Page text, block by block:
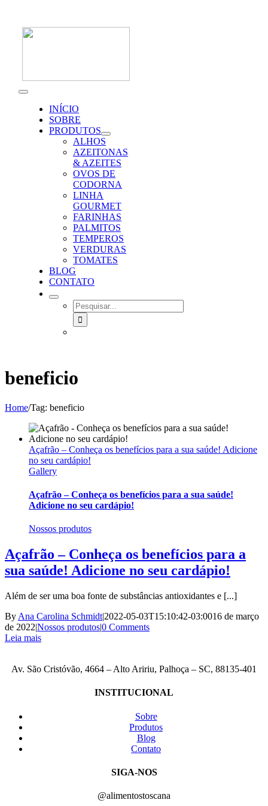
content
Toggle
NavigationINÍCIO
SOBRE
PRODUTOS
ALHOS
AZEITONAS
& AZEITES
OVOS DE
CODORNA
LINHA
GOURMET
FARINHAS
PALMITOS
TEMPEROS
VERDURAS
TOMATES
BLOG
CONTATO
SEARCH
FOR:
beneficio
Home/Tag: beneficio
Açafrão – Conheça os benefícios para a sua saúde! Adicione
no seu cardápio!
Gallery
Açafrão – Conheça os benefícios para a sua saúde!
Adicione no seu cardápio!
Nossos produtos
Açafrão – Conheça os benefícios para a
sua saúde! Adicione no seu cardápio!
Além de ser uma boa fonte de substâncias antioxidantes e [...]
By Ana Carolina Schmidt|2022-05-03T15:10:42-03:0016 de março
de 2022|Nossos produtos|0 Comments
Leia mais
Av. São Cristóvão, 4664 – Alto Aririu, Palhoça – SC, 88135-401
INSTITUCIONAL
Sobre
Produtos
Blog
Contato
SIGA-NOS
@alimentostoscana